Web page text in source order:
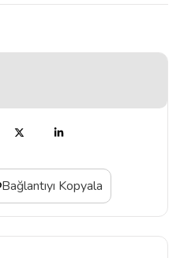
Bağlantıyı Kopyala